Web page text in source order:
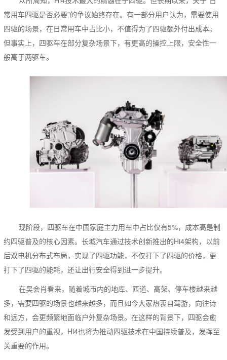
常用车四驱是否必要”的争议始终存在。有一部分用户认为，需要使用
四驱的场景，在日常用车中占比小，不值得为了四驱额外付出成本。
但事实上，四驱车在部分复杂场景下，有更高的操控上限，安全性一
般高于两驱车。
现阶段，四驱车在中国家庭主力用车中占比仅有5%，成本高是制
约四驱普及的核心因素。长城汽车通过技术创新推出的Hi4架构，以前
后双电机分布式布局，实现了四驱功能，不仅打下了四驱的价格，更
打下了四驱的能耗，还让出行安全得到进一步提升。
在吴会肖看来，随着城市内的地库、匝道、高架、停车楼越来越
多，需要四驱的场景也越来越多，而且如今大家热衷自驾游，向往诗
和远方，会更频繁地面临户外复杂场景。在这样的背景下，四驱会愈
发受到用户的重视，Hi4也将为推动四驱技术在中国持续普及，发挥至
关重要的作用。